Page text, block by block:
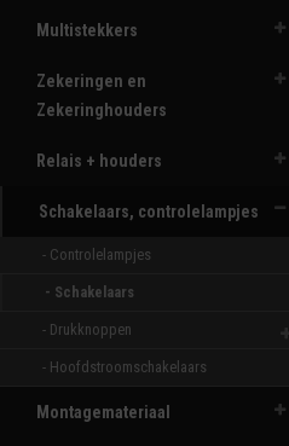
Multistekkers
Zekeringen en
Zekeringhouders
Relais + houders
Schakelaars, controlelampjes
- Controlelampjes
- Schakelaars
- Drukknoppen
- Hoofdstroomschakelaars
Montagemateriaal